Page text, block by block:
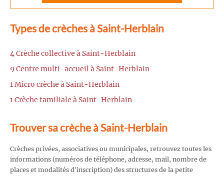
Types de crèches à Saint-Herblain
4 Crèche collective à Saint-Herblain
9 Centre multi-accueil à Saint-Herblain
1 Micro crèche à Saint-Herblain
1 Crèche familiale à Saint-Herblain
Trouver sa crèche à Saint-Herblain
Crèches privées, associatives ou municipales, retrouvez toutes les
informations (numéros de téléphone, adresse, mail, nombre de
places et modalités d'inscription) des structures de la petite